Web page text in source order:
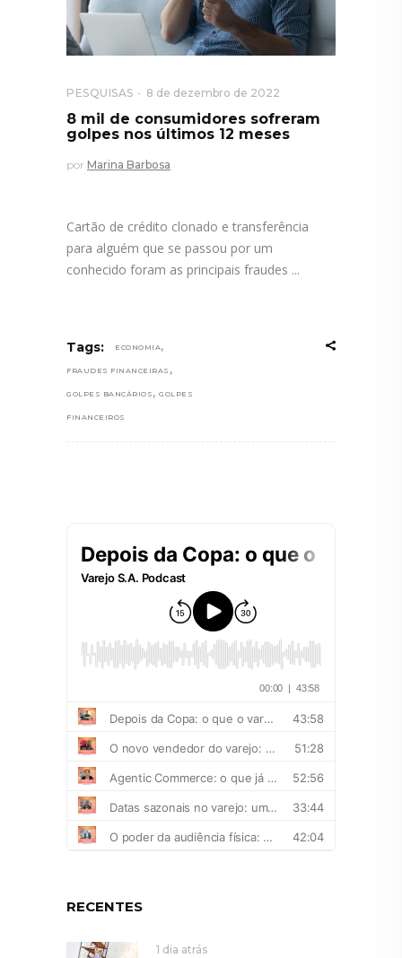
PESQUISAS 8 de dezembro de 2022
8 mil de consumidores sofreram
golpes nos últimos 12 meses
por Marina Barbosa
Cartão de crédito clonado e transferência
para alguém que se passou por um
conhecido foram as principais fraudes
Tags: ECONOMIA,
FRAUDES FINANCEIRAS ,
GOLPES BANCÁRIOS , GOLPES
FINANCEIROS
RECENTES
1 dia atrás